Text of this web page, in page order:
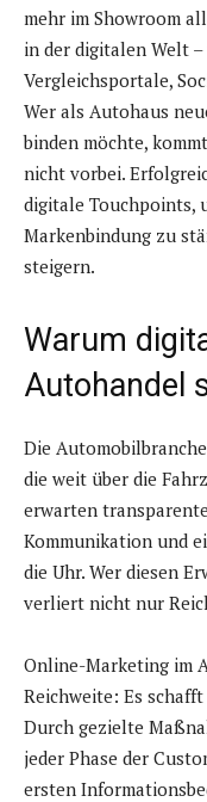
mehr im Showroom
in der digitalen Welt –
Vergleichsportale,
Wer als Autohaus
binden möchte,
nicht vorbei.
digitale Touchpoints,
Markenbindung zu
steigern.
Warum
Autohandel
Die
die weit über die
erwarten
Kommunikation und
die Uhr. Wer diesen
verliert nicht nur
Online-Marketing im
Reichweite: Es
Durch gezielte
jeder Phase der
ersten